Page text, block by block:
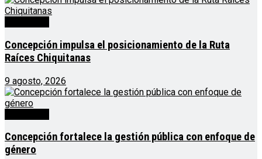
Concepción impulsa el posicionamiento de la Ruta
Raíces Chiquitanas
9 agosto, 2026
Concepción fortalece la gestión pública con enfoque de
género